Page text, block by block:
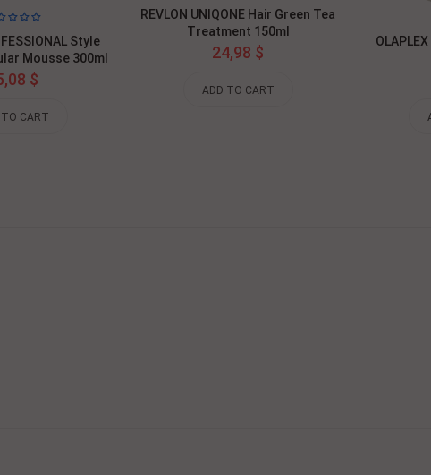
Style
Mousse 300ml
$
CART
REVLON UNIQONE Hair Green Tea
Treatment 150ml
24,98 $
ADD TO CART